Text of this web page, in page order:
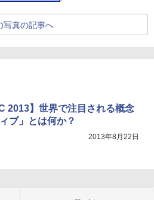
写真の記事へ
2013】世界で注目される概念
ブ」とは何か？
2013年8月22日